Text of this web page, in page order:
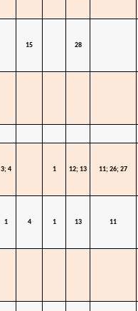
15 28
3; 4 1 12; 13 11; 26; 27
1 4 1 13 11